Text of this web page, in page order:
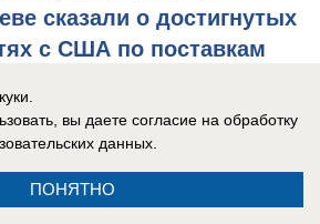
сказали о достигнутых
с США по поставкам
признался, что просил
но там даже за деньги
вы даете согласие на обработку
данных.
ПОНЯТНО